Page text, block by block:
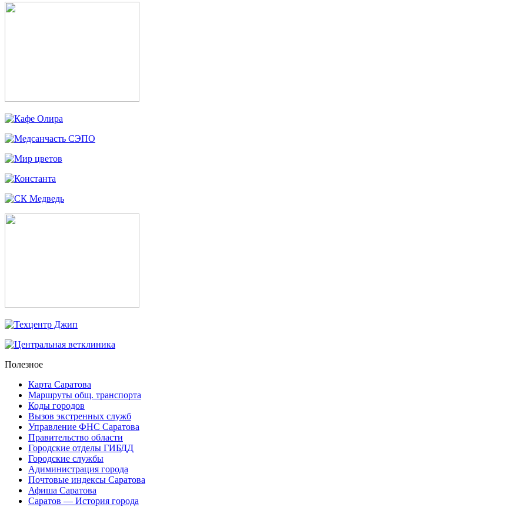
Полезное
Карта Саратова
Маршруты общ. транспорта
Коды городов
Вызов экстренных служб
Управление ФНС Саратова
Правительство области
Городские отделы ГИБДД
Городские службы
Адиминистрация города
Почтовые индексы Саратова
Афиша Саратова
Саратов — История города